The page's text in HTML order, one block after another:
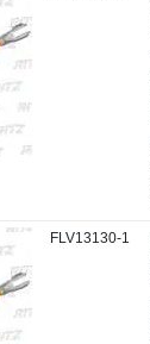
FLV13130-1